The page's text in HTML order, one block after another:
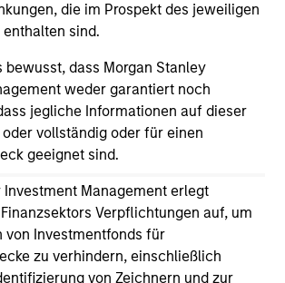
die im Prospekt des jeweiligen
sind.
bewusst, dass Morgan Stanley
weder garantiert noch
jegliche Informationen auf dieser
vollständig oder für einen
geeignet sind.
Investment Management erlegt
Verpflichtungen auf, um
von Investmentfonds für
zu verhindern, einschließlich
von Zeichnern und zur
strategy detail page for important
strategy, including additional risk